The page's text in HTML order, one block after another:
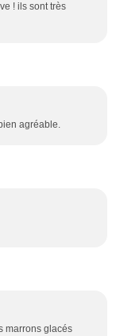
! ils sont très
agréable.
marrons glacés